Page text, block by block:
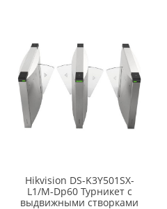
Hikvision DS-K3Y501SX-
L1/M-Dp60 Турникет с
выдвижными створками